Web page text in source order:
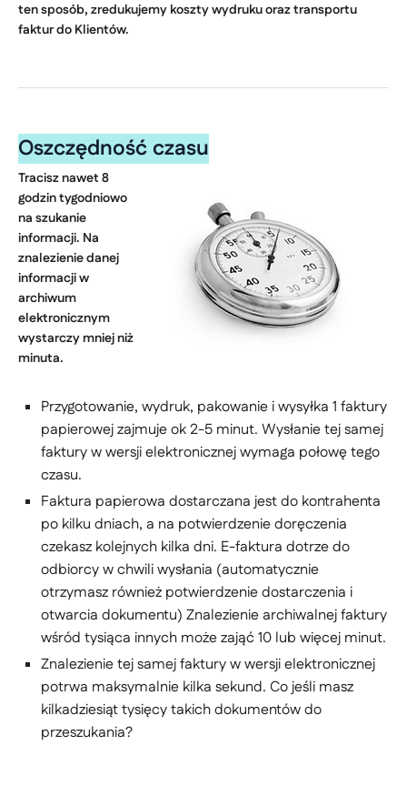
ten sposób, zredukujemy koszty wydruku oraz transportu
faktur do Klientów.
Oszczędność czasu
Tracisz nawet 8
godzin tygodniowo
na szukanie
informacji. Na
znalezienie danej
informacji w
archiwum
elektronicznym
wystarczy mniej niż
minuta.
Przygotowanie, wydruk, pakowanie i wysyłka 1 faktury
papierowej zajmuje ok 2-5 minut. Wysłanie tej samej
faktury w wersji elektronicznej wymaga połowę tego
czasu.
Faktura papierowa dostarczana jest do kontrahenta
po kilku dniach, a na potwierdzenie doręczenia
czekasz kolejnych kilka dni. E-faktura dotrze do
odbiorcy w chwili wysłania (automatycznie
otrzymasz również potwierdzenie dostarczenia i
otwarcia dokumentu) Znalezienie archiwalnej faktury
wśród tysiąca innych może zająć 10 lub więcej minut.
Znalezienie tej samej faktury w wersji elektronicznej
potrwa maksymalnie kilka sekund. Co jeśli masz
kilkadziesiąt tysięcy takich dokumentów do
przeszukania?